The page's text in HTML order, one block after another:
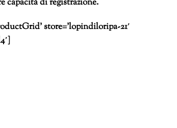
store=’lopindiloripa-21′